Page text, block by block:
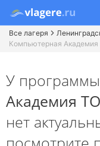
Все лагеря
Компьютерная
У программы
Академия
нет